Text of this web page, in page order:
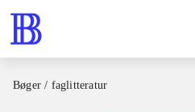
Bøger / faglitteratur